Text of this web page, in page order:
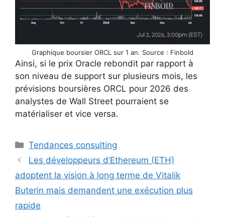
Graphique boursier ORCL sur 1 an. Source : Finbold
Ainsi, si le prix Oracle rebondit par rapport à
son niveau de support sur plusieurs mois, les
prévisions boursières ORCL pour 2026 des
analystes de Wall Street pourraient se
matérialiser et vice versa.
Catégories
Tendances consulting
Les développeurs d’Ethereum (ETH)
adoptent la vision à long terme de Vitalik
Buterin mais demandent une exécution plus
rapide